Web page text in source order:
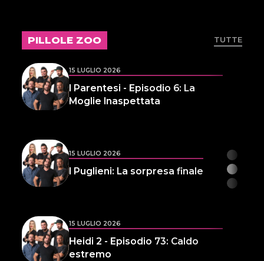
PILLOLE ZOO TUTTE
15 LUGLIO 2026
I Parentesi - Episodio 6: La
Moglie Inaspettata
15 LUGLIO 2026
I Puglieni: La sorpresa finale
15 LUGLIO 2026
Heidi 2 - Episodio 73: Caldo
estremo